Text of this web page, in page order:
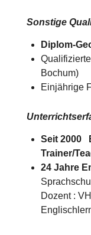
Sonstige
Diplom-
Bochum)
Einjährige
Seit 2000
Trainer/
24 Jahre
Dozent :